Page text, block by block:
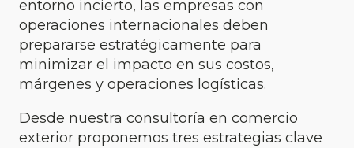
entorno incierto, las empresas con
operaciones internacionales deben
prepararse estratégicamente para
minimizar el impacto en sus costos,
márgenes y operaciones logísticas.
Desde nuestra consultoría en comercio
exterior proponemos tres estrategias clave